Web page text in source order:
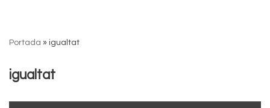
al
Portada » igualtat
igualtat